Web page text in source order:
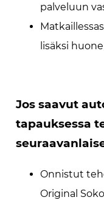
palveluun
lisäksi
Jos saavut
tapauksessa
Onnistut
Original